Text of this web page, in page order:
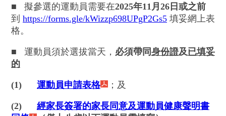
■ 擬參選的運動員需要在2025年11月26日或之前
到 https://forms.gle/kWizzp698UPgP2Gs5 填妥網上表
格。
■ 運動員須於選拔當天， 必須帶同身份證及已填妥
的
(1) 運動員申請表格 ；及
(2) 經家長簽署的家長同意及運動員健康聲明書